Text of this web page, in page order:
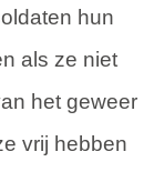
hun
als ze niet
het geweer
vrij hebben